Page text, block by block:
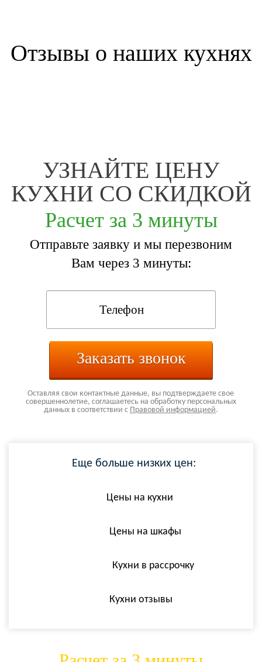
Отзывы о наших кухнях
УЗНАЙТЕ ЦЕНУ
КУХНИ СО СКИДКОЙ
Расчет за 3 минуты
Отправьте заявку и мы перезвоним
Вам через 3 минуты:
Заказать звонок
Оставляя свои контактные данные, вы подтверждаете свое
совершеннолетие, соглашаетесь на обработку персональных
данных в соответствии с Правовой информацией.
Еще больше низких цен:
Цены на кухни
Цены на шкафы
Кухни в рассрочку
Кухни отзывы